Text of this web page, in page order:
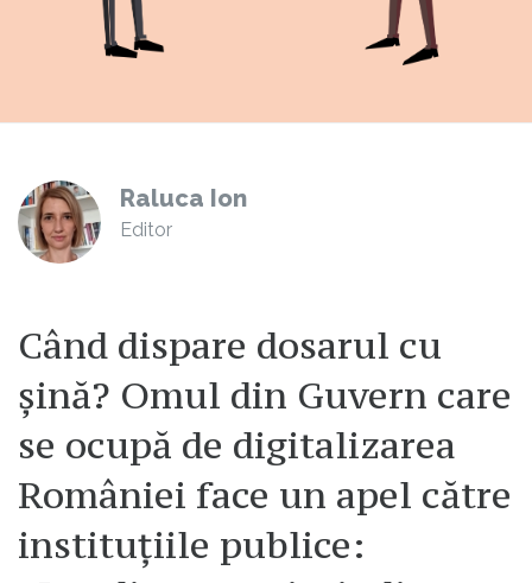
Raluca Ion
Editor
Când dispare dosarul cu
șină? Omul din Guvern care
se ocupă de digitalizarea
României face un apel către
instituțiile publice: